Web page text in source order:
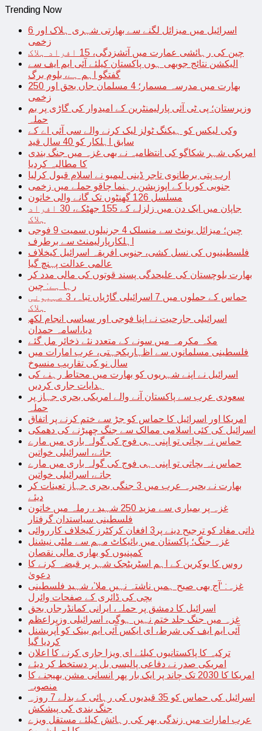
Trending Now
اسرائیل میں میزائل لگنے سے بھارتی شہری ہلاک اور 6
زخمی
چین کی رہائشی عمارت میں آتشزدگی، 15 افراد ہلاک
الیکشن نتائج جوبھی ہوں پاکستان کیلئے آئی ایم ایف سے
گفتگو اہم ہے، بلوم برگ
بھارت میں مدرسہ مسمار؛ 4 مسلمان جاں بحق اور 250
زخمی
وزیرستان؛ پی ٹی آئی پارلیمنٹرین کے امیدوار کی گاڑی پر بم
حملہ
وکی لیکس کو ہیکنگ ٹولز لیک کرنے والے سی آئی اے کے
سابق اہلکار کو 40 سال قید
امریکی شہر شکاگو کی انتظامیہ نے بھی غزہ میں جنگ بندی
کا مطالبہ کردیا
ارب پتی برطانوی تاجر ڈینی لیمبو نے اسلام قبول کرلیا
جنوبی کوریا کے اپوزیشن رہنما چاقو حملے میں زخمی
مسلسل 126 گھنٹوں تک گانے والی خاتون
جاپان میں ایک دن میں زلزلے کے 155 جھٹکے، 30 افراد
ہلاک
چین؛ میزائل یونٹ سے منسلک 4 جرنیلوں سمیت 9 فوجی
اہلکارپارلیمنٹ سے برطرف
فلسطینیوں کی نسل کشی، جنوبی افریقہ اسرائیل کیخلاف
عالمی عدالت پہنچ گیا
بھارت بلوچستان کی علیحدگی پسند قوتوں کی مالی مدد کر
رہا ہے: چین
حماس کے حملوں میں 7 اسرائیلی گاڑیاں تباہ، 3 صہیونی
ہلاک
اسرائیلی جارحیت نے اپنا فوجی اور سیاسی انجام لکھ
دیا،اسامہ حمدان
مکہ مکرمہ میں سونے کے متعدد نئے ذخائر مل گئے
فلسطینی مسلمانوں سے اظہاریکجہتی، عرب امارات میں
سال نو کی تقاریب منسوخ
اسرائیل نے اپنے شہریوں کو بھارت میں محتاط رہنے کی
ہدایات جاری کردیں
سعودی عرب سے پاکستان آنے والے امریکی بحری جہاز پر
حملہ
امریکا اور اسرائیل کا حماس کو جڑ سے ختم کرنے پر اتفاق
اسرائیل کی کئی اسلامی ممالک سے جنگ چھیڑنے کی دھمکی
حماس نہ بچاتی تو اپنی ہی فوج کی گولہ باری میں مارے
جاتے، اسرائیلی خواتین
حماس نہ بچاتی تو اپنی ہی فوج کی گولہ باری میں مارے
جاتے، اسرائیلی خواتین
بھارت نے بحیرہ عرب میں 3 جنگی بحری جہاز تعینات کر
دیئے
غزہ پر بمباری سے مزید 250 شہید ، رملہ میں خاتون
فلسطینی سیاستدان گرفتار
ذاتی مفاد کو ترجیح دینے پر3 افغان کرکٹرز کیخلاف کارروائی
غزہ جنگ؛ پاکستان میں بائیکاٹ مہم سے ملٹی نیشنل
کمپنیوں کو بھاری مالی نقصان
روس کا یوکرین کے اہم اسٹریٹجک شہر پر قبضہ کرنے کا
دعویٰ
غزہ: ‘آج بھی صبح ہمیں ناشتہ نہیں ملا’، شہید فلسطینی
بچی کی ڈائری کے صفحات وائرل
اسرائیل کا دمشق پر حملہ، ایرانی کمانڈرجاں بحق
غزہ میں جنگ جلد ختم نہیں ہوگی، اسرائیلی وزیراعظم
آئی ایم ایف کی شرط، ای ایکس آئی ایم بینک کو آپریشنل
کردیا گیا
ترکیہ کا پاکستانیوں کیلئے ای ویزا جاری کرنے کا اعلان
امریکی صدر نے دفاعی پالیسی بل پر دستخط کر دیئے
امریکا کا 2030 تک چاند پر ایک بار پھر انسانی مشن بھیجنے کا
منصوبہ
اسرائیل کی حماس کو 35 قیدیوں کی رہائی کے بدلے 7 روزہ
جنگ بندی کی پیشکش
عرب امارات میں زندگی بھر کی رہائش کیلئے مستقل ویزے